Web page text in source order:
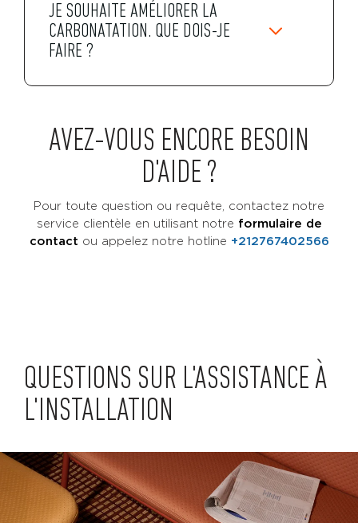
JE SOUHAITE AMÉLIORER LA
CARBONATATION. QUE DOIS-JE
FAIRE ?
AVEZ-VOUS ENCORE BESOIN
D'AIDE ?
Pour toute question ou requête, contactez notre
service clientèle en utilisant notre formulaire de
contact ou appelez notre hotline +212767402566
QUESTIONS SUR L'ASSISTANCE À
L'INSTALLATION